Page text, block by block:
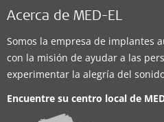
Acerca de MED-EL
Somos la empresa de implantes
con la misión de ayudar a las
experimentar la alegría del
Encuentre su centro local de